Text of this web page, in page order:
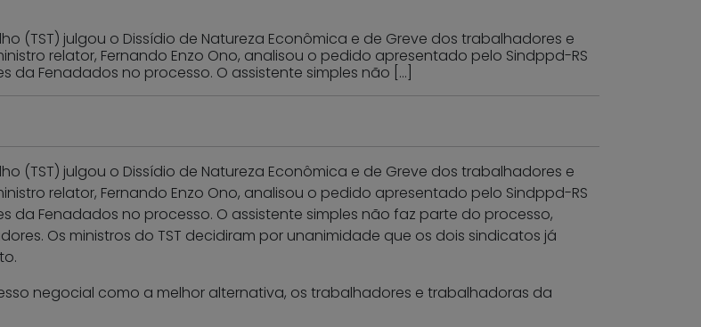
(TST) julgou o Dissídio de Natureza Econômica e de Greve dos trabalhadores e
relator, Fernando Enzo Ono, analisou o pedido apresentado pelo Sindppd-RS
da Fenadados no processo. O assistente simples não […]
(TST) julgou o Dissídio de Natureza Econômica e de Greve dos trabalhadores e
relator, Fernando Enzo Ono, analisou o pedido apresentado pelo Sindppd-RS
da Fenadados no processo. O assistente simples não faz parte do processo,
Os ministros do TST decidiram por unanimidade que os dois sindicatos já
negocial como a melhor alternativa, os trabalhadores e trabalhadoras da